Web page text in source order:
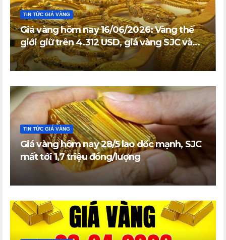
TIN TỨC GIÁ VÀNG
Giá vàng hôm nay 16/06/2026: Vàng thế
giới giữ trên 4.312 USD, giá vàng SJC và
vàng nhẫn trong nước đi ngang
TIN TỨC GIÁ VÀNG
Giá vàng hôm nay 28/5 lao dốc mạnh, SJC
mất tới 1,7 triệu đồng/lượng